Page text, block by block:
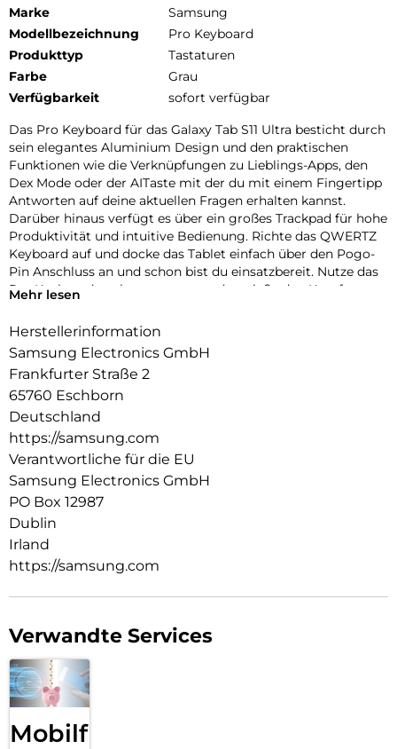
Marke
Samsung
Modellbezeichnung
Pro Keyboard
Produkttyp
Tastaturen
Farbe
Grau
Verfügbarkeit
sofort verfügbar
Das Pro Keyboard für das Galaxy Tab S11 Ultra besticht durch
sein elegantes Aluminium Design und den praktischen
Funktionen wie die Verknüpfungen zu Lieblings-Apps, den
Dex Mode oder der AITaste mit der du mit einem Fingertipp
Antworten auf deine aktuellen Fragen erhalten kannst.
Darüber hinaus verfügt es über ein großes Trackpad für hohe
Produktivität und intuitive Bedienung. Richte das QWERTZ
Keyboard auf und docke das Tablet einfach über den Pogo-
Pin Anschluss an und schon bist du einsatzbereit. Nutze das
Pro Keyboard auch unterwegs und genieße den Komfort
Mehr lesen
Herstellerinformation
Samsung Electronics GmbH
Frankfurter Straße 2
65760 Eschborn
Deutschland
https://samsung.com
Verantwortliche für die EU
Samsung Electronics GmbH
PO Box 12987
Dublin
Irland
https://samsung.com
Verwandte Services
Mobilfunk